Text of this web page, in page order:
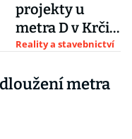
projekty u
metra D v Krči.
Na pozemcích
budou
Reality a stavebnictví
metra